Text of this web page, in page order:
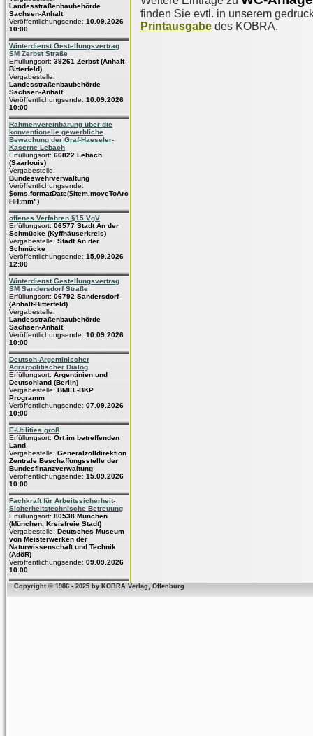
Landesstraßenbaubehörde
Sachsen-Anhalt
Veröffentlichungsende: 10.09.2026
10:00
Winterdienst Gestellungsvertrag
SM Zerbst Straße
Erfüllungsort: 39261 Zerbst (Anhalt-
Bitterfeld)
Vergabestelle:
Landesstraßenbaubehörde
Sachsen-Anhalt
Veröffentlichungsende: 10.09.2026
10:00
Rahmenvereinbarung über die
konventionelle gewerbliche
Bewachung der Graf-Haeseler-
Kaserne Lebach
Erfüllungsort: 66822 Lebach
(Saarlouis)
Vergabestelle:
Bundeswehrverwaltung
Veröffentlichungsende:
$cms.formatDate($item.moveToArchive,"dd.MM.yyyy
HH:mm")
offenes Verfahren §15 VgV
Erfüllungsort: 06577 Stadt An der
Schmücke (Kyffhäuserkreis)
Vergabestelle: Stadt An der
Schmücke
Veröffentlichungsende: 15.09.2026
12:00
Winterdienst Gestellungsvertrag
SM Sandersdorf Straße
Erfüllungsort: 06792 Sandersdorf
(Anhalt-Bitterfeld)
Vergabestelle:
Landesstraßenbaubehörde
Sachsen-Anhalt
Veröffentlichungsende: 10.09.2026
10:00
Deutsch-Argentinischer
Agrarpolitischer Dialog
Erfüllungsort: Argentinien und
Deutschland (Berlin)
Vergabestelle: BMEL-BKP
Programm
Veröffentlichungsende: 07.09.2026
10:00
E-Utilities groß
Erfüllungsort: Ort im betreffenden
Land
Vergabestelle: Generalzolldirektion
Zentrale Beschaffungsstelle der
Bundesfinanzverwaltung
Veröffentlichungsende: 15.09.2026
10:00
Fachkraft für Arbeitssicherheit-
Sicherheitstechnische Betreuung
Erfüllungsort: 80538 München
(München, Kreisfreie Stadt)
Vergabestelle: Deutsches Museum
von Meisterwerken der
Naturwissenschaft und Technik
(AdöR)
Veröffentlichungsende: 09.09.2026
10:00
finden Sie evtl. in unserem
Printausgabe des KOBRA.
Copyright © 1986 - 2025 by KOBRA Verlag, Offenburg